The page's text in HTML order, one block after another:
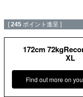
[ 245 ポイント進呈 ]
172cm
XL
Find out more on